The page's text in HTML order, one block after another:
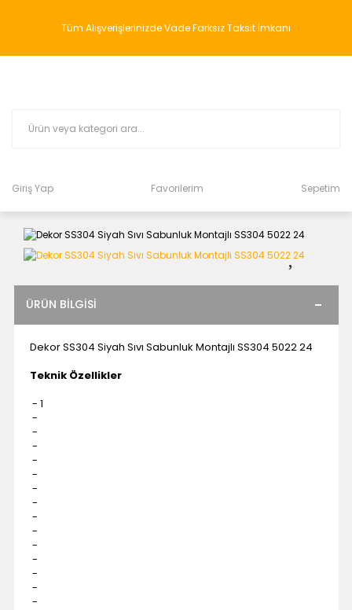
Tüm Alışverişlerinizde Vade Farksız Taksit İmkanı
Giriş Yap Favorilerim Sepetim
ÜRÜN BILGISI
Dekor SS304 Siyah Sıvı Sabunluk Montajlı SS304 5022 24
Teknik Özellikler
- 1
-
-
-
-
-
-
-
-
-
-
-
-
-
-